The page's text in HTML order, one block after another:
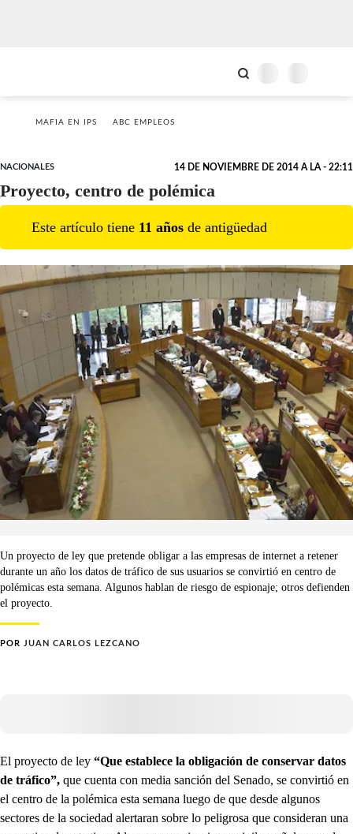
MAFIA EN IPS ABC EMPLEOS
NACIONALES 14 DE NOVIEMBRE DE 2014 A LA - 22:11
Proyecto, centro de polémica
Este artículo tiene 11 años de antigüedad
Un proyecto de ley que pretende obligar a las empresas de internet a retener
durante un año los datos de tráfico de sus usuarios se convirtió en centro de
polémicas esta semana. Algunos hablan de riesgo de espionaje; otros defienden
el proyecto.
POR JUAN CARLOS LEZCANO
El proyecto de ley “Que establece la obligación de conservar datos
de tráfico”, que cuenta con media sanción del Senado, se convirtió en
el centro de la polémica esta semana luego de que desde algunos
sectores de la sociedad alertaran sobre lo peligrosa que consideran una